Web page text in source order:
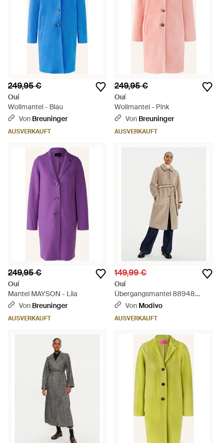
249,95 €
Ouí
Wollmantel - Blau
Von Breuninger
AUSVERKAUFT
249,95 €
Ouí
Wollmantel - Pink
Von Breuninger
AUSVERKAUFT
249,95 €
Ouí
Mantel MAYSON - Lila
Von Breuninger
AUSVERKAUFT
149,99 €
Ouí
Übergangsmantel 88948
Oversize - Natur
Von Modivo
AUSVERKAUFT